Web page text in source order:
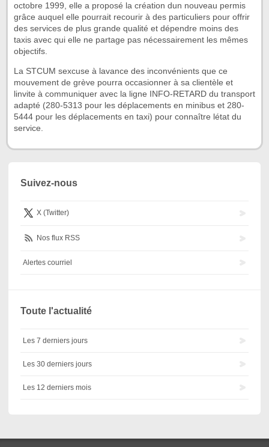
octobre 1999, elle a proposé la création dun nouveau permis
grâce auquel elle pourrait recourir à des particuliers pour offrir
des services de plus grande qualité et dépendre moins des
taxis avec qui elle ne partage pas nécessairement les mêmes
objectifs.
La STCUM sexcuse à lavance des inconvénients que ce
mouvement de grève pourra occasionner à sa clientèle et
linvite à communiquer avec la ligne INFO-RETARD du transport
adapté (280-5313 pour les déplacements en minibus et 280-
5444 pour les déplacements en taxi) pour connaître létat du
service.
Suivez-nous
X (Twitter)
Nos flux RSS
Alertes courriel
Toute l'actualité
Les 7 derniers jours
Les 30 derniers jours
Les 12 derniers mois